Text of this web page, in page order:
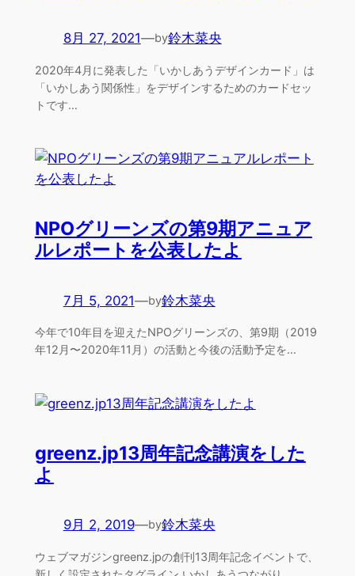
8月 27, 2021—by鈴木菜央
2020年4月に発表した「いかしあうデザインカード」は
「いかしあう関係性」をデザインするためのカードセッ
トです…
NPOグリーンズの第9期アニュア
ルレポートを公表したよ
7月 5, 2021—by鈴木菜央
今年で10年目を迎えたNPOグリーンズの、第9期（2019
年12月〜2020年11月）の活動と今後の活動予定を…
greenz.jp13周年記念講演をした
よ
9月 2, 2019—by鈴木菜央
ウェブマガジンgreenz.jpの創刊13周年記念イベントで、